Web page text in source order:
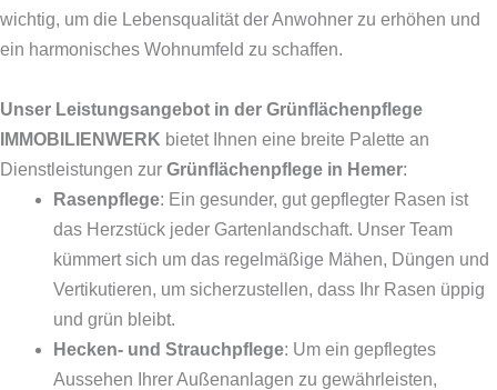
wichtig, um die Lebensqualität der Anwohner zu erhöhen und
ein harmonisches Wohnumfeld zu schaffen.
Unser Leistungsangebot in der Grünflächenpflege
IMMOBILIENWERK bietet Ihnen eine breite Palette an
Dienstleistungen zur Grünflächenpflege in Hemer:
Rasenpflege: Ein gesunder, gut gepflegter Rasen ist
das Herzstück jeder Gartenlandschaft. Unser Team
kümmert sich um das regelmäßige Mähen, Düngen und
Vertikutieren, um sicherzustellen, dass Ihr Rasen üppig
und grün bleibt.
Hecken- und Strauchpflege: Um ein gepflegtes
Aussehen Ihrer Außenanlagen zu gewährleisten,